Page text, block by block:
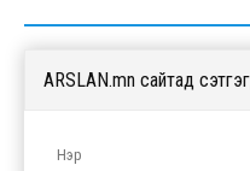
ARSLAN.mn сайтад